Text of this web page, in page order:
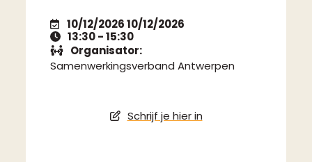
10/12/2026 10/12/2026
13:30 - 15:30
Organisator:
Samenwerkingsverband Antwerpen
Schrijf je hier in